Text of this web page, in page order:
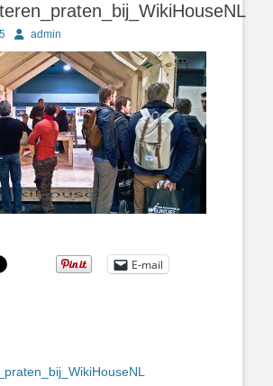
Authoradmin
E-mail